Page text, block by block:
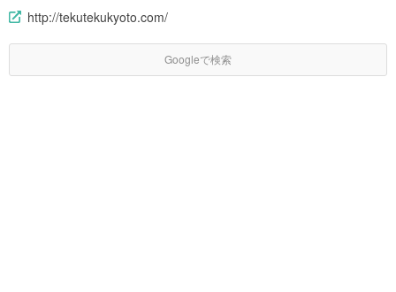
http://tekutekukyoto.com/
Googleで検索